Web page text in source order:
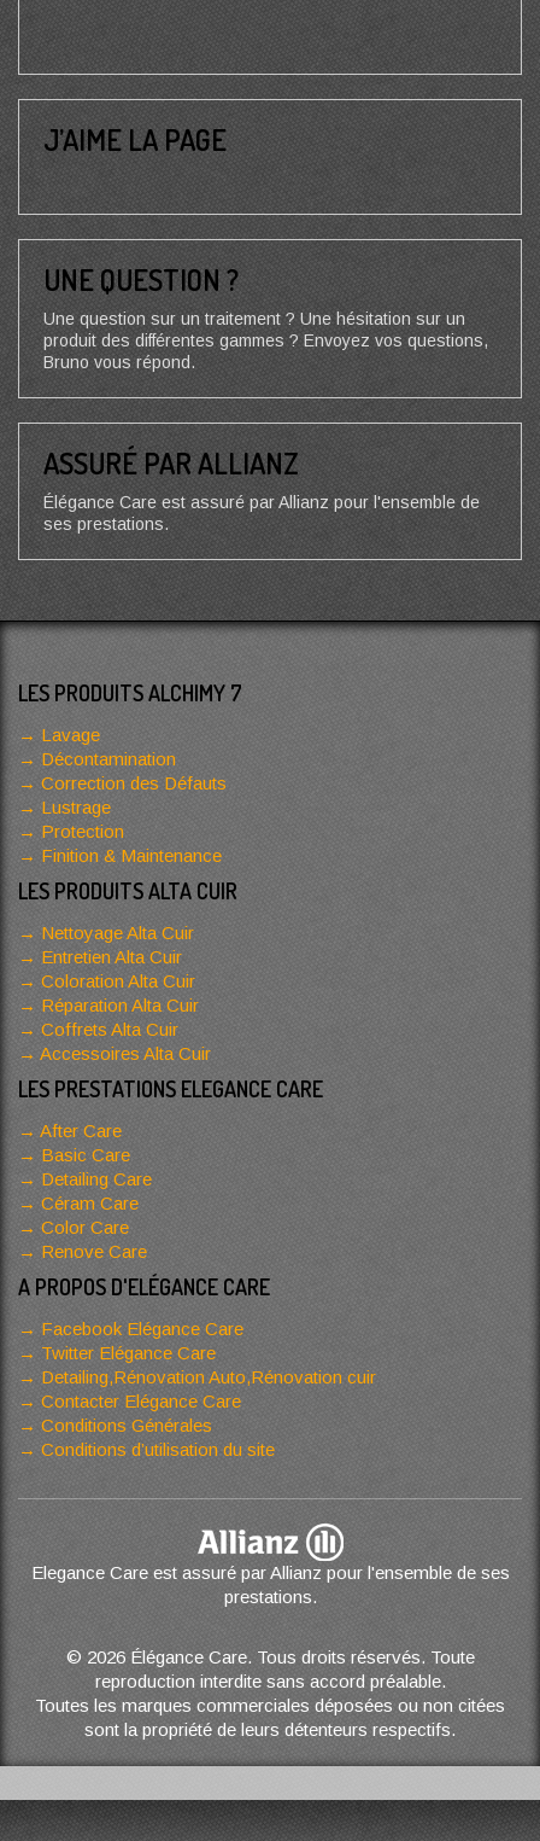
J’AIME LA PAGE
UNE QUESTION ?
Une question sur un traitement ? Une hésitation sur un
produit des différentes gammes ? Envoyez vos questions,
Bruno vous répond.
ASSURÉ PAR ALLIANZ
Élégance Care est assuré par Allianz pour l'ensemble de
ses prestations.
LES PRODUITS ALCHIMY 7
Lavage
Décontamination
Correction des Défauts
Lustrage
Protection
Finition & Maintenance
LES PRODUITS ALTA CUIR
Nettoyage Alta Cuir
Entretien Alta Cuir
Coloration Alta Cuir
Réparation Alta Cuir
Coffrets Alta Cuir
Accessoires Alta Cuir
LES PRESTATIONS ELEGANCE CARE
After Care
Basic Care
Detailing Care
Céram Care
Color Care
Renove Care
A PROPOS D'ELÉGANCE CARE
Facebook Elégance Care
Twitter Elégance Care
Detailing,Rénovation Auto,Rénovation cuir
Contacter Elégance Care
Conditions Générales
Conditions d’utilisation du site
Elegance Care est assuré par Allianz pour l'ensemble de ses
prestations.
© 2026 Élégance Care. Tous droits réservés. Toute
reproduction interdite sans accord préalable.
Toutes les marques commerciales déposées ou non citées
sont la propriété de leurs détenteurs respectifs.